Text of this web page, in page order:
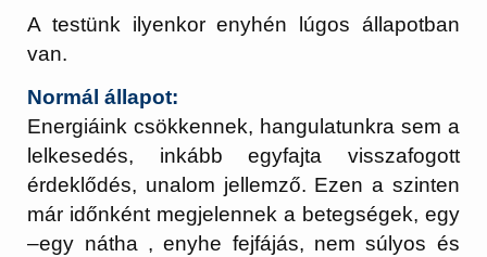
A testünk ilyenkor enyhén lúgos állapotban
van.
Normál állapot:
Energiáink csökkennek, hangulatunkra sem a
lelkesedés, inkább egyfajta visszafogott
érdeklődés, unalom jellemző. Ezen a szinten
már időnként megjelennek a betegségek, egy
–egy nátha , enyhe fejfájás, nem súlyos és